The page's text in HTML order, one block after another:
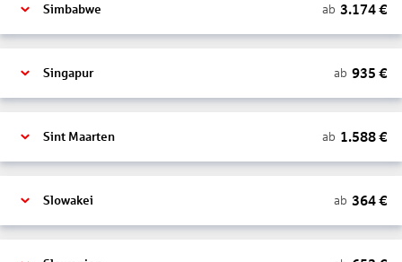
Simbabwe ab 3.174€
Singapur ab 935 €
Sint Maarten ab 1.588€
Slowakei ab 364€